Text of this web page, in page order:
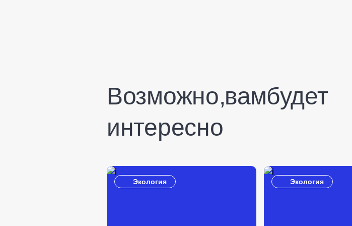
Возможно, вам будет
интересно
Экология Экология